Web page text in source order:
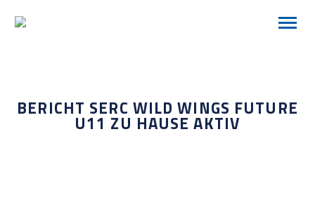
BERICHT SERC WILD WINGS FUTURE
U11 ZU HAUSE AKTIV